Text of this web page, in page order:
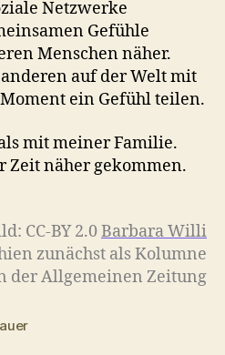
Netzwerke
Gefühle
Menschen näher.
auf der Welt mit
ein Gefühl teilen.
mit meiner Familie.
Zeit näher gekommen.
CC-BY 2.0Barbara Willi
zunächst als Kolumne
der Allgemeinen Zeitung